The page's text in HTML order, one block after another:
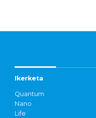
Ikerketa
Quantum
Nano
Life